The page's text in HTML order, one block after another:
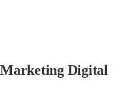
Marketing Digital